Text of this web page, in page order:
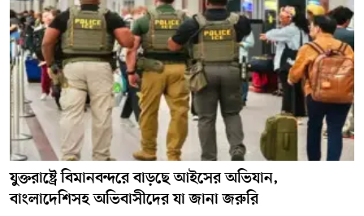
যুক্তরাষ্ট্রে বিমানবন্দরে বাড়ছে আইসের অভিযান,
বাংলাদেশিসহ অভিবাসীদের যা জানা জরুরি